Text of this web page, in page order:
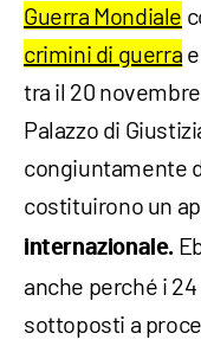
Guerra Mondiale
crimini di guerra
tra il 20 novembre
Palazzo di
congiuntamente
costituirono un
internazionale.
anche perché i
sottoposti a